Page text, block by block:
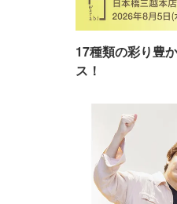
17種類の彩り豊
ス！